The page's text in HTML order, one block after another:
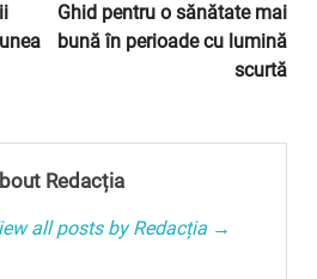
Ghid pentru o sănătate mai
bună în perioade cu lumină
scurtă
Redacția
all posts by Redacția →